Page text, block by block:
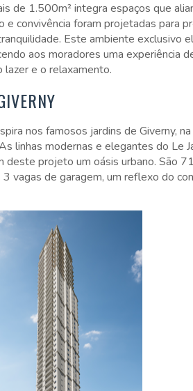
de 1.500m² integra espaços que
e convivência foram projetadas para
Este ambiente exclusivo
aos moradores uma experiência
lazer e o relaxamento.
nos famosos jardins de Giverny,
linhas modernas e elegantes do Le
deste projeto um oásis urbano. São 71
3 vagas de garagem, um reflexo do